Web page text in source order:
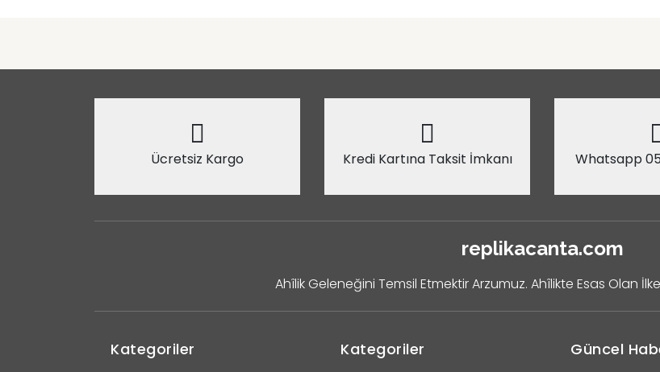
Ücretsiz Kargo Kredi Kartına Taksit İmkanı Whatsapp
replikacanta.com
Ahîlik Geleneğini Temsil Etmektir Arzumuz. Ahîlikte Esas Olan
Kategoriler Kategoriler Güncel